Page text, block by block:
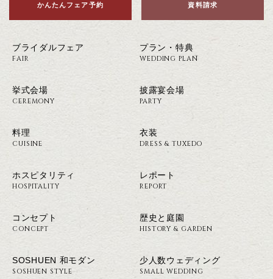
かんたんフェア予約 資料請求
ブライダルフェア
FAIR
プラン・特典
WEDDING PLAN
挙式会場
CEREMONY
披露宴会場
PARTY
料理
CUISINE
衣装
DRESS & TUXEDO
ホスピタリティ
HOSPITALITY
レポート
REPORT
コンセプト
CONCEPT
歴史と庭園
HISTORY & GARDEN
SOSHUEN 和モダン
SOSHUEN STYLE
少人数ウェディング
SMALL WEDDING